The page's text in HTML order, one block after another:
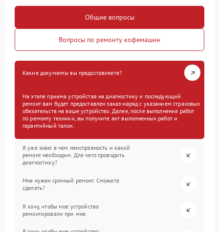
Общие вопросы
Вопросы по ремонту кофемашин
Какие документы вы предоставляете?
На этапе приема устройства на диагностику и последующий
ремонт вам будет предоставлен заказ-наряд с указанием страховых
обязательств на ваше устройство. Далее, после выполнения работ
по ремонту техники, вы получите акт выполненных работ и
гарантийный талон.
Я уже знаю в чем неисправность и какой
ремонт необходим. Для чего проводить
диагностику?
Мне нужен срочный ремонт. Сможете
сделать?
Я хочу, чтобы мое устройство
ремонтировали при мне.